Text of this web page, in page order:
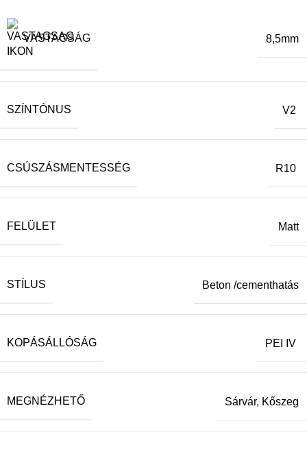
VASTAGSÁG 8,5mm
SZÍNTÓNUS V2
CSÚSZÁSMENTESSÉG R10
FELÜLET Matt
STÍLUS Beton /cementhatás
KOPÁSÁLLÓSÁG PEI IV
MEGNÉZHETŐ Sárvár, Kőszeg